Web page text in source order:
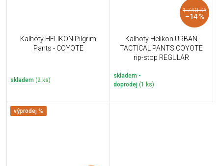
Kalhoty HELIKON Pilgrim
Pants - COYOTE
skladem (2 ks)
1 740 Kč
–14 %
Kalhoty Helikon URBAN
TACTICAL PANTS COYOTE
rip-stop REGULAR
skladem -
doprodej (1 ks)
výprodej %